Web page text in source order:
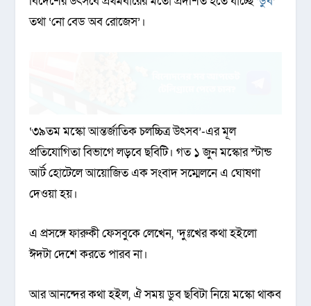
তথা ‌‘নো বেড অব রোজেস’।
‘৩৯তম মস্কো আন্তর্জাতিক চলচ্চিত্র উৎসব’-এর মূল
প্রতিযোগিতা বিভাগে লড়বে ছবিটি। গত ১ জুন মস্কোর স্টান্ড
আর্ট হোটেলে আয়োজিত এক সংবাদ সম্মেলনে এ ঘোষণা
দেওয়া হয়।
এ প্রসঙ্গে ফারুকী ফেসবুকে লেখেন, ‘দুঃখের কথা হইলো
ঈদটা দেশে করতে পারব না।
আর আনন্দের কথা হইল, ঐ সময় ডুব ছবিটা নিয়ে মস্কো থাকব